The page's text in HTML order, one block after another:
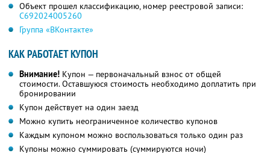
Объект прошел классификацию, номер реестровой записи:
С692024005260
Группа «ВКонтакте»
КАК РАБОТАЕТ КУПОН
Внимание! Купон — первоначальный взнос от общей
стоимости. Оставшуюся стоимость необходимо доплатить при
бронировании
Купон действует на один заезд
Можно купить неограниченное количество купонов
Каждым купоном можно воспользоваться только один раз
Купоны можно суммировать (суммируются ночи)